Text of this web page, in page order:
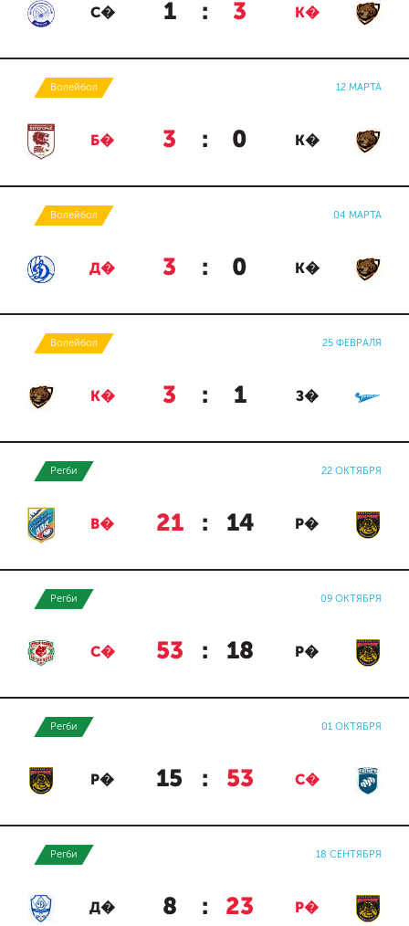
С� 1 : 3 К�
Волейбол 12 МАРТА
Б� 3 : 0 К�
Волейбол 04 МАРТА
Д� 3 : 0 К�
Волейбол 25 ФЕВРАЛЯ
К� 3 : 1 З�
Регби 22 ОКТЯБРЯ
В� 21 : 14 Р�
Регби 09 ОКТЯБРЯ
С� 53 : 18 Р�
Регби 01 ОКТЯБРЯ
Р� 15 : 53 С�
Регби 18 СЕНТЯБРЯ
Д� 8 : 23 Р�